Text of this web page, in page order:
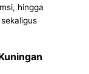
hingga